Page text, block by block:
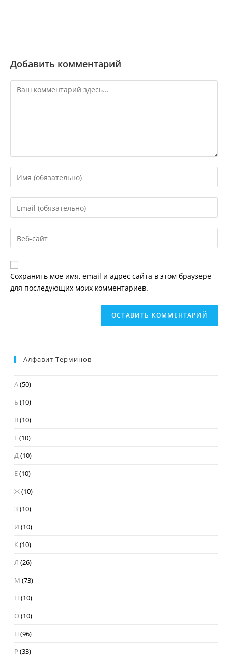
Добавить комментарий
Комментарий
имя
или
имя
пользователя,
чтобы
Введите
email-
адрес,
чтобы
прокомментировать
Введите
веб-
сайта
(необязательно)
Сохранить моё имя, email и адрес сайта в этом браузере
для последующих моих комментариев.
Алфавит Терминов
А(50)
Б(10)
В(10)
Г(10)
Д(10)
Е(10)
Ж(10)
З (10)
И (10)
К(10)
Л (26)
М (73)
Н (10)
О(10)
П (96)
Р (33)